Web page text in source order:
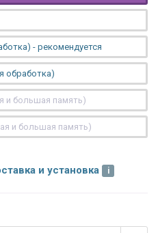
- рекомендуется
обработка)
и большая память)
и большая память)
и установка